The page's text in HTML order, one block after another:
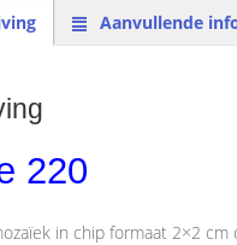
Aanvullende
220
in chip formaat 2×2